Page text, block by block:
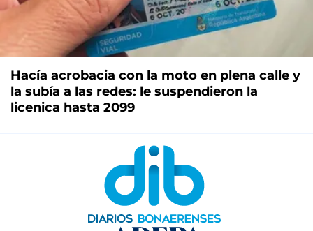
Hacía acrobacia con la moto en plena calle y
la subía a las redes: le suspendieron la
licenica hasta 2099